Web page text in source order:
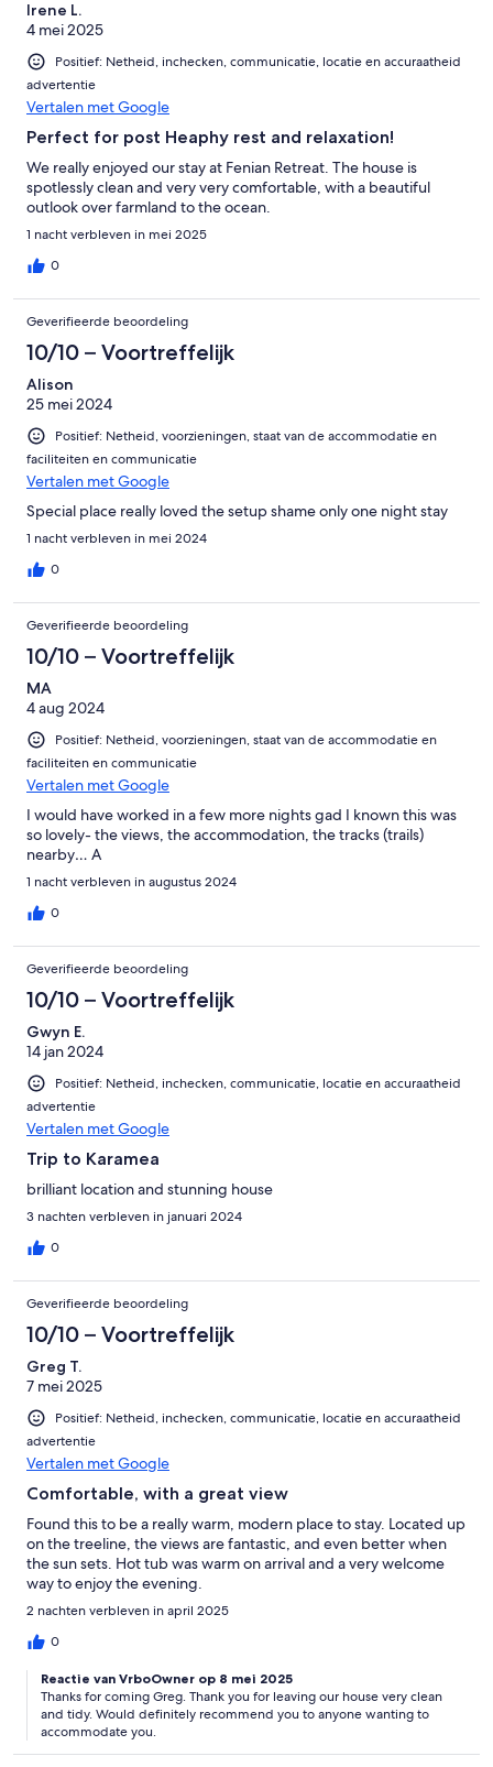
Irene L.
4 mei 2025
Positief: Netheid, inchecken, communicatie, locatie en accuraatheid
advertentie
Vertalen met Google
Perfect for post Heaphy rest and relaxation!
We really enjoyed our stay at Fenian Retreat. The house is
spotlessly clean and very very comfortable, with a beautiful
outlook over farmland to the ocean.
1 nacht verbleven in mei 2025
0
Geverifieerde beoordeling
10/10 – Voortreffelijk
Alison
25 mei 2024
Positief: Netheid, voorzieningen, staat van de accommodatie en
faciliteiten en communicatie
Vertalen met Google
Special place really loved the setup shame only one night stay
1 nacht verbleven in mei 2024
0
Geverifieerde beoordeling
10/10 – Voortreffelijk
MA
4 aug 2024
Positief: Netheid, voorzieningen, staat van de accommodatie en
faciliteiten en communicatie
Vertalen met Google
I would have worked in a few more nights gad I known this was
so lovely- the views, the accommodation, the tracks (trails)
nearby… A
1 nacht verbleven in augustus 2024
0
Geverifieerde beoordeling
10/10 – Voortreffelijk
Gwyn E.
14 jan 2024
Positief: Netheid, inchecken, communicatie, locatie en accuraatheid
advertentie
Vertalen met Google
Trip to Karamea
brilliant location and stunning house
3 nachten verbleven in januari 2024
0
Geverifieerde beoordeling
10/10 – Voortreffelijk
Greg T.
7 mei 2025
Positief: Netheid, inchecken, communicatie, locatie en accuraatheid
advertentie
Vertalen met Google
Comfortable, with a great view
Found this to be a really warm, modern place to stay. Located up
on the treeline, the views are fantastic, and even better when
the sun sets. Hot tub was warm on arrival and a very welcome
way to enjoy the evening.
2 nachten verbleven in april 2025
0
Reactie van VrboOwner op 8 mei 2025
Thanks for coming Greg. Thank you for leaving our house very clean
and tidy. Would definitely recommend you to anyone wanting to
accommodate you.